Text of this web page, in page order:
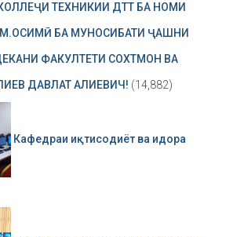
ТЕХНИКИИ ДТТ БА НОМИ
БА МУНОСИБАТИ ҶАШНИ
ФАКУЛТЕТИ СОХТМОН ВА
ДАВЛАТ АЛИЕВИЧ! (14,882)
Кафедраи иқтисодиёт ва идора